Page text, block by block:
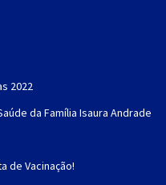
2022
da Família Isaura Andrade
de Vacinação!